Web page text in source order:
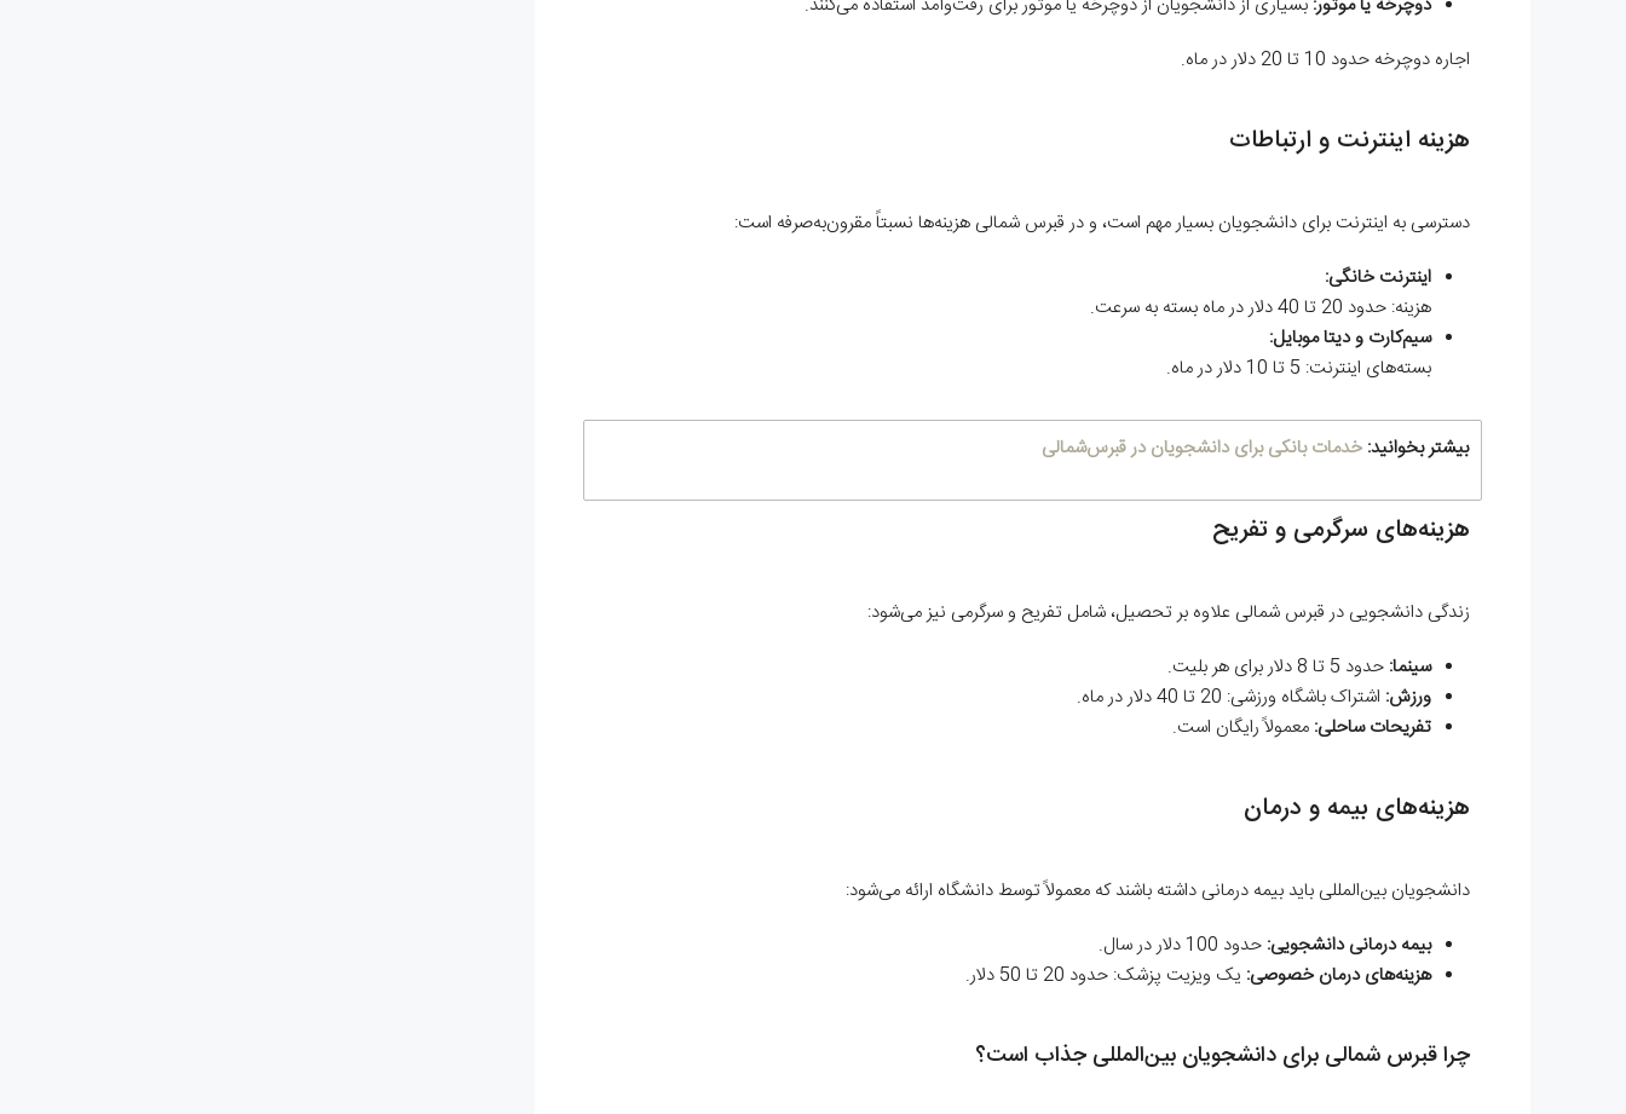
اجاره دوچرخه حدود 10 تا 20 دلار در ماه.
هزینه اینترنت و ارتباطات
دسترسی به اینترنت برای دانشجویان بسیار مهم است، و در قبرس شمالی هزینه‌ها نسبتاً مقرون‌به‌صرفه است:
اینترنت خانگی:
هزینه: حدود 20 تا 40 دلار در ماه بسته به سرعت.
سیم‌کارت و دیتا موبایل:
بسته‌های اینترنت: 5 تا 10 دلار در ماه.
بیشتر بخوانید: خدمات بانکی برای دانشجویان در قبرس‌شمالی
هزینه‌های سرگرمی و تفریح
زندگی دانشجویی در قبرس شمالی علاوه بر تحصیل، شامل تفریح و سرگرمی نیز می‌شود:
سینما: حدود 5 تا 8 دلار برای هر بلیت.
ورزش: اشتراک باشگاه ورزشی: 20 تا 40 دلار در ماه.
تفریحات ساحلی: معمولاً رایگان است.
هزینه‌های بیمه و درمان
دانشجویان بین‌المللی باید بیمه درمانی داشته باشند که معمولاً توسط دانشگاه ارائه می‌شود:
بیمه درمانی دانشجویی: حدود 100 دلار در سال.
هزینه‌های درمان خصوصی: یک ویزیت پزشک: حدود 20 تا 50 دلار.
چرا قبرس شمالی برای دانشجویان بین‌المللی جذاب است؟